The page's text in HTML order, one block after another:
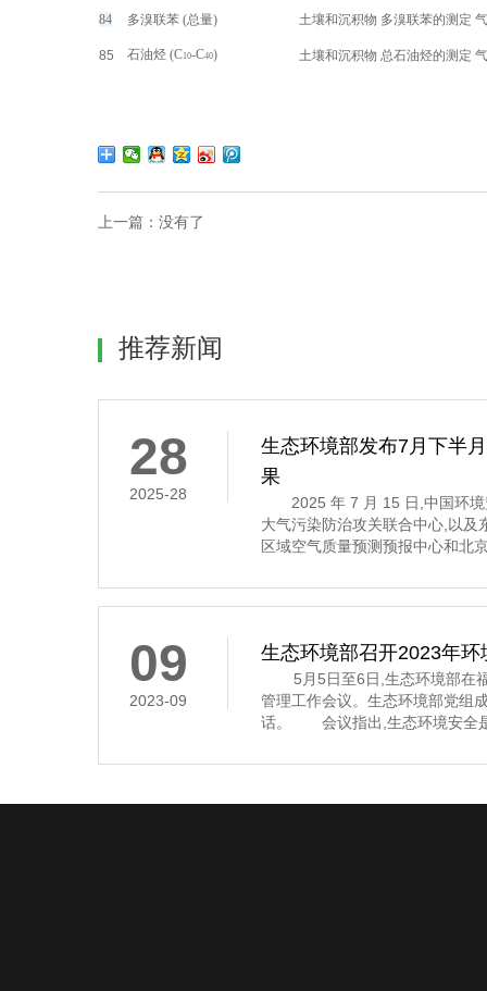
84 多溴联苯 (总量) 土壤和沉积物 多溴联苯的测定
85 石油烃 (C10-C40) 土壤和沉积物 总石油烃的测定
上一篇： 没有了
推荐新闻
28
2025-28
生态环境部发布7月下半
果
2025 年 7 月 15 日,中国环境
大气污染防治攻关联合中心,以及
区域空气质量预测预报中心和北
示,7 月下半月全国大部分地区空
其中,京津冀及
09
2023-09
生态环境部召开2023年
5月5日至6日,生态环境部在福
管理工作会议。生态环境部党组
话。 会议指出,生态环境安全
安全,多次作出重要指示批示,为
近年来,全国环